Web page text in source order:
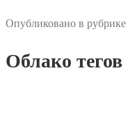
Опубликовано в рубрике
Облако тегов